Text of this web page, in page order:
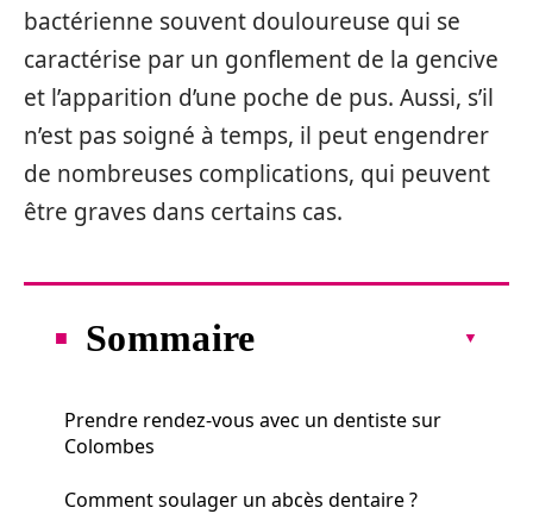
bactérienne souvent douloureuse qui se
caractérise par un gonflement de la gencive
et l’apparition d’une poche de pus. Aussi, s’il
n’est pas soigné à temps, il peut engendrer
de nombreuses complications, qui peuvent
être graves dans certains cas.
Sommaire
Prendre rendez-vous avec un dentiste sur
Colombes
Comment soulager un abcès dentaire ?